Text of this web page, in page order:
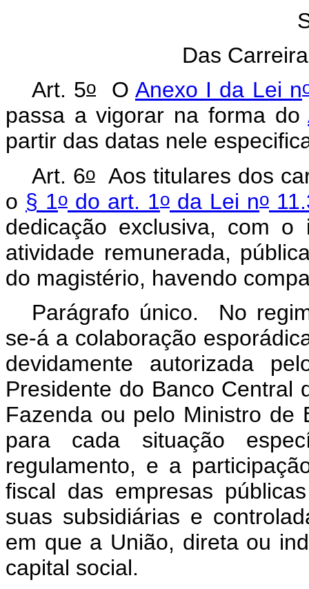
Das
Art. 5o O Anexo I da Lei n
passa a vigorar na forma do
partir das datas nele
Art. 6oAos titulares dos
o § 1o do art. 1o da Lei no
dedicação exclusiva, com
atividade remunerada,
do magistério, havendo
Parágrafo único. No
se-á a colaboração
devidamente autorizada
Presidente do Banco Central
Fazenda ou pelo Ministro de
para cada situação
regulamento, e a
fiscal das empresas
suas subsidiárias e
em que a União, direta ou
capital social.